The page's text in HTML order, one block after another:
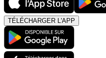
TÉLÉCHARGER L'APP